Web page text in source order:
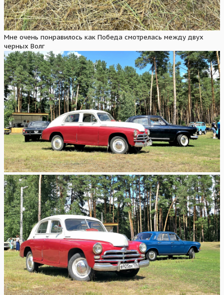
Мне очень понравилось как Победа смотрелась между двух
черных Волг